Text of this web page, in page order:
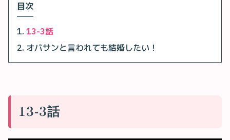
目次
13-3話
オバサンと言われても結婚したい！
13-3話